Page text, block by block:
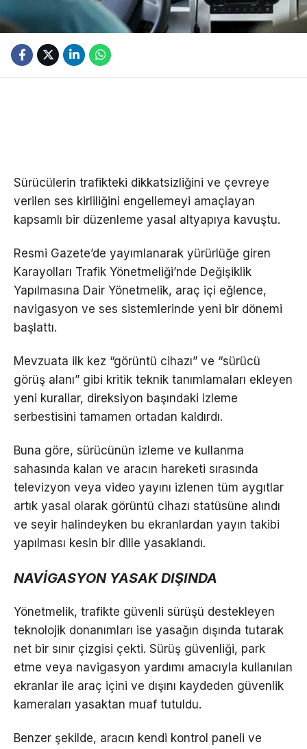
Sürücülerin trafikteki dikkatsizliğini ve çevreye
verilen ses kirliliğini engellemeyi amaçlayan
kapsamlı bir düzenleme yasal altyapıya kavuştu.
Resmi Gazete’de yayımlanarak yürürlüğe giren
Karayolları Trafik Yönetmeliği’nde Değişiklik
Yapılmasına Dair Yönetmelik, araç içi eğlence,
navigasyon ve ses sistemlerinde yeni bir dönemi
başlattı.
Mevzuata ilk kez “görüntü cihazı” ve “sürücü
görüş alanı” gibi kritik teknik tanımlamaları ekleyen
yeni kurallar, direksiyon başındaki izleme
serbestisini tamamen ortadan kaldırdı.
Buna göre, sürücünün izleme ve kullanma
sahasında kalan ve aracın hareketi sırasında
televizyon veya video yayını izlenen tüm aygıtlar
artık yasal olarak görüntü cihazı statüsüne alındı
ve seyir halindeyken bu ekranlardan yayın takibi
yapılması kesin bir dille yasaklandı.
NAVİGASYON YASAK DIŞINDA
Yönetmelik, trafikte güvenli sürüşü destekleyen
teknolojik donanımları ise yasağın dışında tutarak
net bir sınır çizgisi çekti. Sürüş güvenliği, park
etme veya navigasyon yardımı amacıyla kullanılan
ekranlar ile araç içini ve dışını kaydeden güvenlik
kameraları yasaktan muaf tutuldu.
Benzer şekilde, aracın kendi kontrol paneli ve